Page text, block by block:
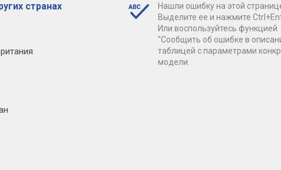
странах
Нашли ошибку на этой
Выделите ее и нажмите
Или воспользуйтесь функцией
"Сообщить об ошибке в
таблицей с параметрами
модели.